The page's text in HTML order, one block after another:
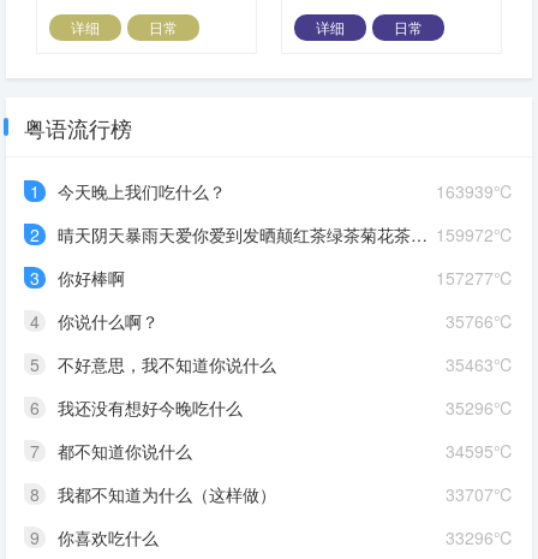
详细
日常
详细
日常
粤语流行榜
163939℃
1
今天晚上我们吃什么？
159972℃
2
晴天阴天暴雨天爱你爱到发晒颠红茶绿茶菊花茶爱你爱到蒙查查
157277℃
3
你好棒啊
35766℃
4
你说什么啊？
35463℃
5
不好意思，我不知道你说什么
35296℃
6
我还没有想好今晚吃什么
34595℃
7
都不知道你说什么
33707℃
8
我都不知道为什么（这样做）
33296℃
9
你喜欢吃什么